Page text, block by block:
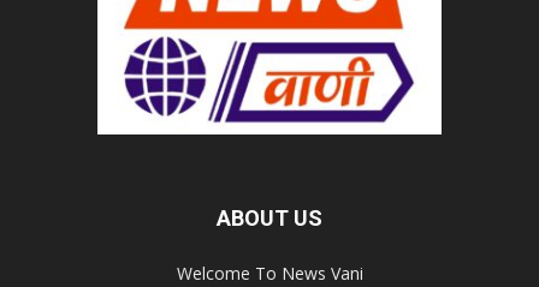
ABOUT US
Welcome To News Vani